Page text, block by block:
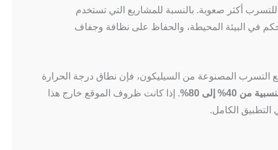
أكثر صعوبة. بالنسبة للمشاريع التي تستخدم
في البيئة المحيطة، والحفاظ على نظافة وجفاف
التسرب المصنوعة من السيليكون، فإن نطاق درجة الحرارة
من 40% إلى 80%
. إذا كانت ظروف الموقع خارج هذا
التطبيق الكامل.